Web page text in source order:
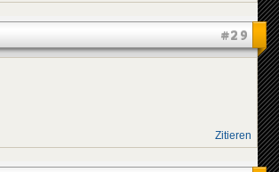
#29
Zitieren